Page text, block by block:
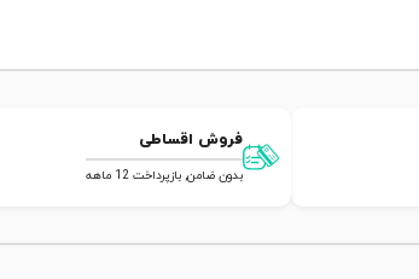
فروش اقساطی
بدون ضامن, بازپرداخت 12 ماهه